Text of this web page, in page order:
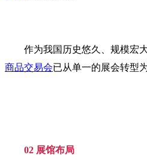
作为我国历史悠久、规模宏
商品交易会已从单一的展会转型
02 展馆布局